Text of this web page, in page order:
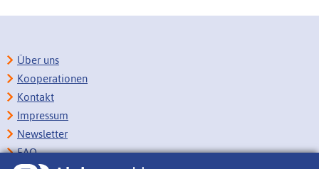
Über uns
Kooperationen
Kontakt
Impressum
Newsletter
FAQ